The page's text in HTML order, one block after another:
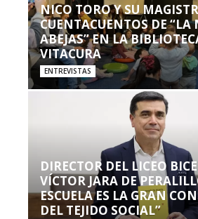
NICO TORO Y SU
CUENTACUENTOS DE “LA
ABEJAS” EN LA
VITACURA
ENTREVISTAS
DIRECTOR DEL LICEO
VÍCTOR JARA DE
ESCUELA ES LA GRAN
DEL TEJIDO SOCIAL”